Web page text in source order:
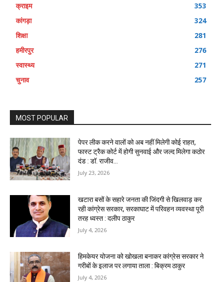
क्राइम
353
कांगड़ा
324
शिक्षा
281
हमीरपुर
276
स्वास्थ्य
271
चुनाव
257
MOST POPULAR
पेपर लीक करने वालों को अब नहीं मिलेगी कोई राहत,
फास्ट ट्रैक कोर्ट में होगी सुनवाई और जल्द मिलेगा कठोर
दंड : डॉ. राजीव...
July 23, 2026
खटारा बसों के सहारे जनता की जिंदगी से खिलवाड़ कर
रही कांग्रेस सरकार, सरकाघाट में परिवहन व्यवस्था पूरी
तरह ध्वस्त : दलीप ठाकुर
July 4, 2026
हिमकेयर योजना को खोखला बनाकर कांग्रेस सरकार ने
गरीबों के इलाज पर लगाया ताला : बिक्रम ठाकुर
July 4, 2026